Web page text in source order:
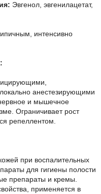
Эвгенол, эвгенилацетат,
интенсивно
анестезирующими
и мышечное
Ограничивает рост
репеллентом.
при воспалительных
для гигиены полости
препараты и кремы.
применяется в